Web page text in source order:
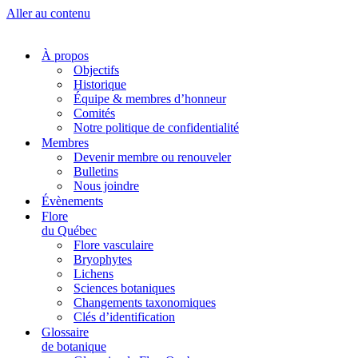
Aller au contenu
À propos
Objectifs
Historique
Équipe & membres d’honneur
Comités
Notre politique de confidentialité
Membres
Devenir membre ou renouveler
Bulletins
Nous joindre
Évènements
Flore
du Québec
Flore vasculaire
Bryophytes
Lichens
Sciences botaniques
Changements taxonomiques
Clés d’identification
Glossaire
de botanique